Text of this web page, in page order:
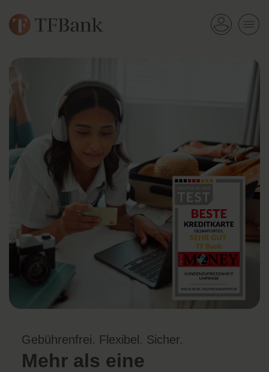
Gebührenfrei. Flexibel. Sicher.
Mehr als eine